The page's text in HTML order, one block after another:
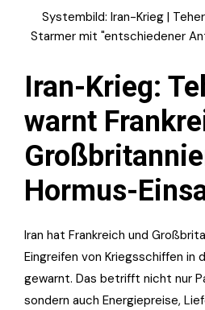
Systembild: Iran-Krieg |
Starmer mit "entschiedener
Iran-Krieg:
warnt
Hormus-
Iran hat Frankreich und
Eingreifen von Kriegsschiffen in
gewarnt. Das betrifft nicht nur
sondern auch Energiepreise,